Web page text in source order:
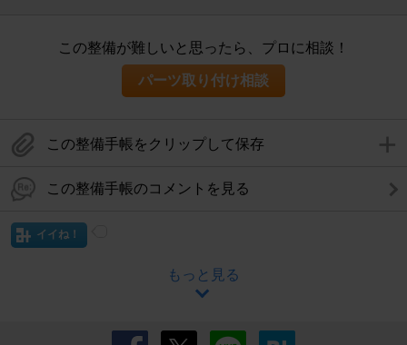
この整備が難しいと思ったら、プロに相談！
パーツ取り付け相談
この整備手帳をクリップして保存
この整備手帳のコメントを見る
イイね！
もっと見る